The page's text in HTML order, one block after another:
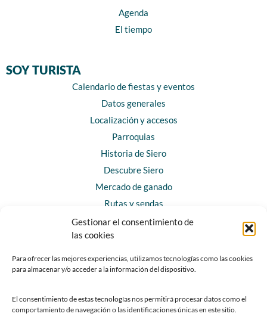
Gestionar el consentimiento de
las cookies
Para ofrecer las mejores experiencias, utilizamos tecnologías como las cookies
para almacenar y/o acceder a la información del dispositivo.
El consentimiento de estas tecnologías nos permitirá procesar datos como el
comportamiento de navegación o las identificaciones únicas en este sitio.
Agenda
El tiempo
SOY TURISTA
Calendario de fiestas y eventos
Datos generales
Localización y accesos
Parroquias
Historia de Siero
Descubre Siero
Mercado de ganado
Rutas y sendas
Horarios y contacto
Teléfonos de interés
Chatbot Siero